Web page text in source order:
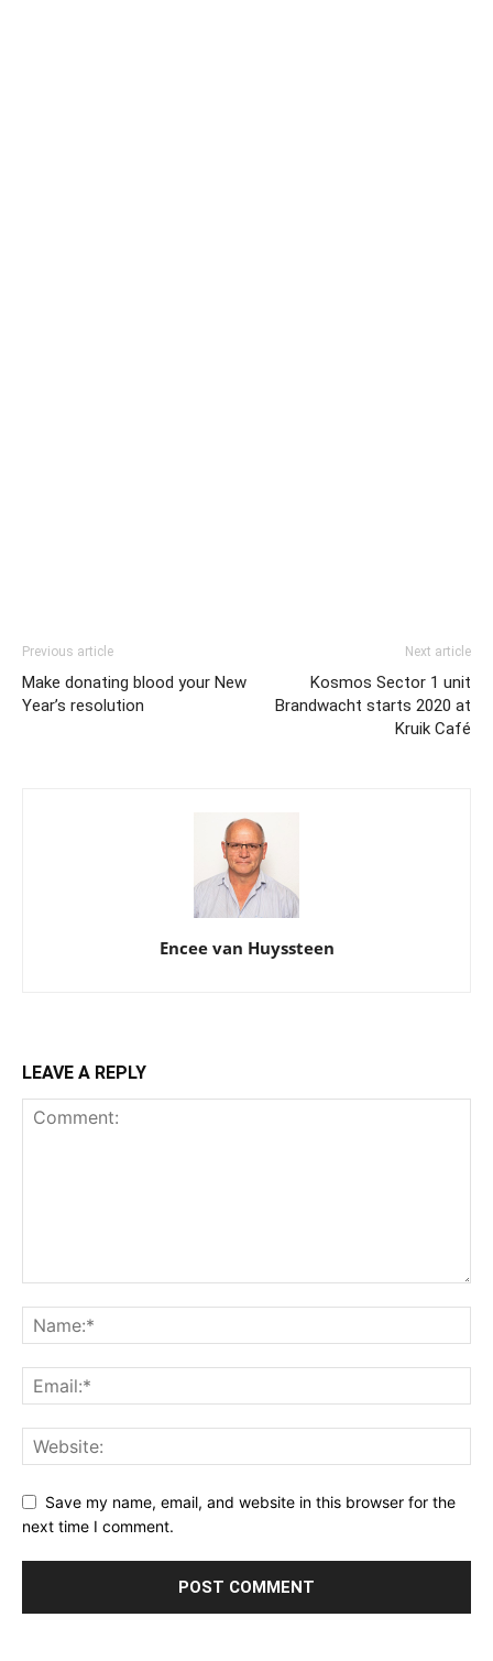
Previous article
Make donating blood your New
Year’s resolution
Next article
Kosmos Sector 1 unit
Brandwacht starts 2020 at
Kruik Café
Encee van Huyssteen
LEAVE A REPLY
Save my name, email, and website in this browser for the
next time I comment.